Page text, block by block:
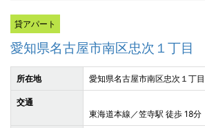
貸アパート
愛知県名古屋市南区忠次１丁目
所在地 愛知県名古屋市南区忠次１丁目
交通
東海道本線／笠寺駅 徒歩 18分